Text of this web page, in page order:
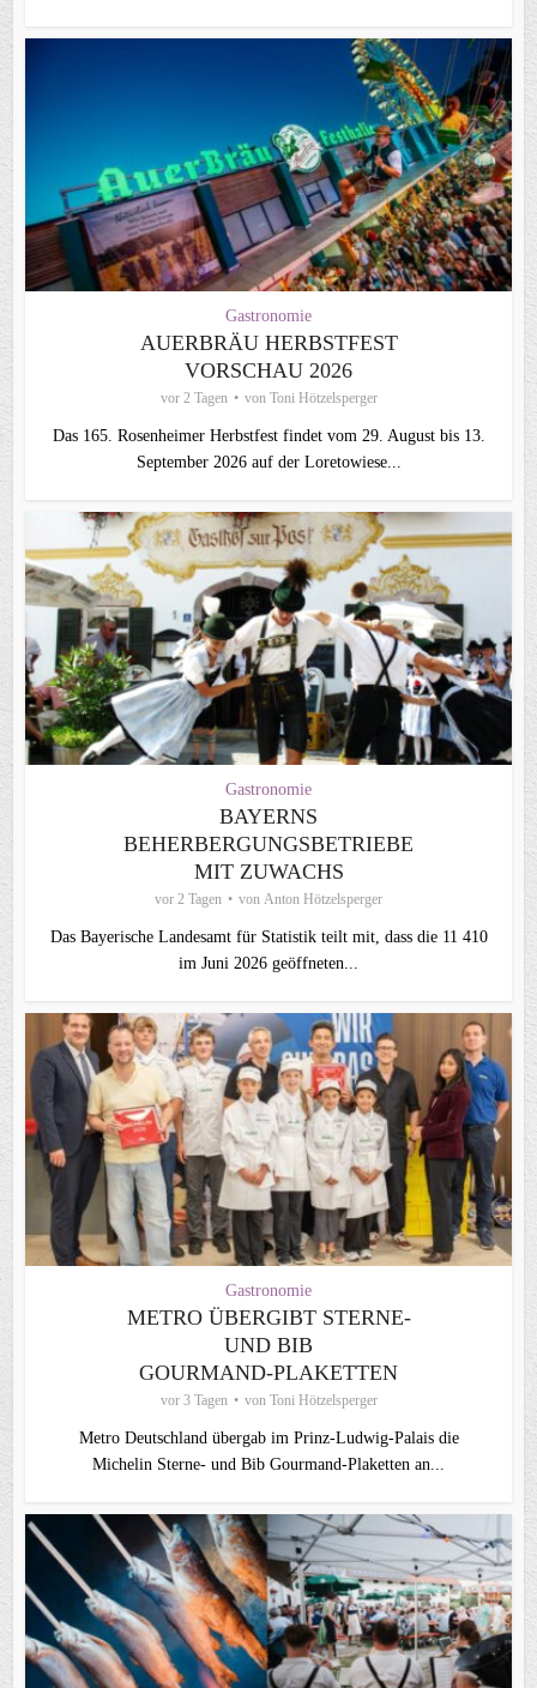
Gastronomie
AUERBRÄU HERBSTFEST
VORSCHAU 2026
vor 2 Tagen von Toni Hötzelsperger
Das 165. Rosenheimer Herbstfest findet vom 29. August bis 13.
September 2026 auf der Loretowiese...
Gastronomie
BAYERNS
BEHERBERGUNGSBETRIEBE
MIT ZUWACHS
vor 2 Tagen von Anton Hötzelsperger
Das Bayerische Landesamt für Statistik teilt mit, dass die 11 410
im Juni 2026 geöffneten...
Gastronomie
METRO ÜBERGIBT STERNE-
UND BIB
GOURMAND‑PLAKETTEN
vor 3 Tagen von Toni Hötzelsperger
Metro Deutschland übergab im Prinz-Ludwig-Palais die
Michelin Sterne- und Bib Gourmand-Plaketten an...